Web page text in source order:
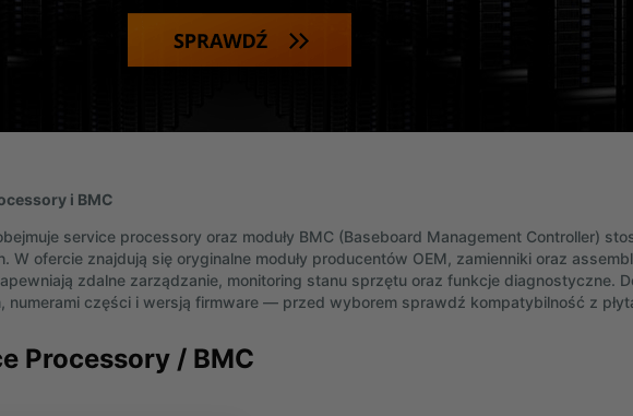
i BMC
service processory oraz moduły BMC (Baseboard Management Controller)
W ofercie znajdują się oryginalne moduły producentów OEM, zamienniki oraz
zdalne zarządzanie, monitoring stanu sprzętu oraz funkcje diagnostyczne.
numerami części i wersją firmware — przed wyborem sprawdź kompatybilność z
Processory / BMC